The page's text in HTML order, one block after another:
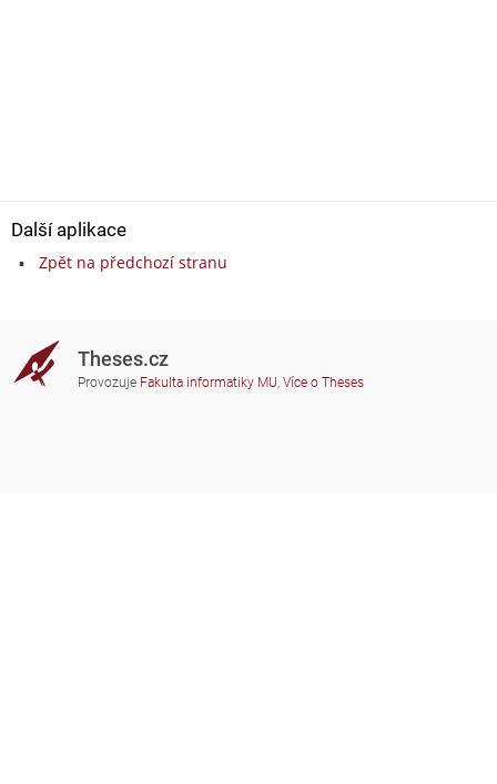
Další aplikace
Zpět na předchozí stranu
Theses.cz
Provozuje Fakulta informatiky MU, Více o Theses